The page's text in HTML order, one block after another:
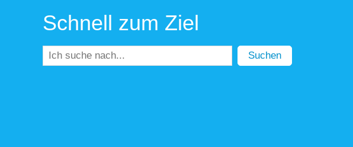
Schnell zum Ziel
Suchen